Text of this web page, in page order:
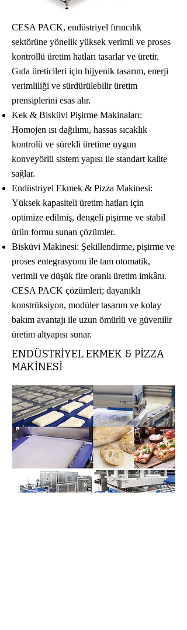
CESA PACK, endüstriyel fırıncılık
sektörüne yönelik yüksek verimli ve proses
kontrollü üretim hatları tasarlar ve üretir.
Gıda üreticileri için hijyenik tasarım, enerji
verimliliği ve sürdürülebilir üretim
prensiplerini esas alır.
Kek & Bisküvi Pişirme Makinaları:
Homojen ısı dağılımı, hassas sıcaklık
kontrolü ve sürekli üretime uygun
konveyörlü sistem yapısı ile standart kalite
sağlar.
Endüstriyel Ekmek & Pizza Makinesi:
Yüksek kapasiteli üretim hatları için
optimize edilmiş, dengeli pişirme ve stabil
ürün formu sunan çözümler.
Bisküvi Makinesi: Şekillendirme, pişirme ve
proses entegrasyonu ile tam otomatik,
verimli ve düşük fire oranlı üretim imkânı.
CESA PACK çözümleri; dayanıklı
konstrüksiyon, modüler tasarım ve kolay
bakım avantajı ile uzun ömürlü ve güvenilir
üretim altyapısı sunar.
ENDÜSTRİYEL EKMEK & PİZZA
MAKİNESİ